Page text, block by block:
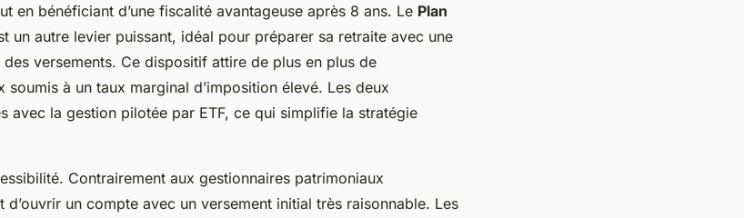
en bénéficiant d’une fiscalité avantageuse après 8 ans. Le Plan
un autre levier puissant, idéal pour préparer sa retraite avec une
versements. Ce dispositif attire de plus en plus de
soumis à un taux marginal d’imposition élevé. Les deux
avec la gestion pilotée par ETF, ce qui simplifie la stratégie
Contrairement aux gestionnaires patrimoniaux
un compte avec un versement initial très raisonnable. Les